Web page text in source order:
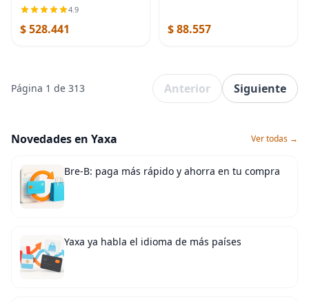
Herramientas (Original) …
4.9
$ 528.441 $ 88.557
Página 1 de 313 Anterior Siguiente
Novedades en Yaxa Ver todas →
Bre-B: paga más rápido y ahorra en tu compra
Yaxa ya habla el idioma de más países